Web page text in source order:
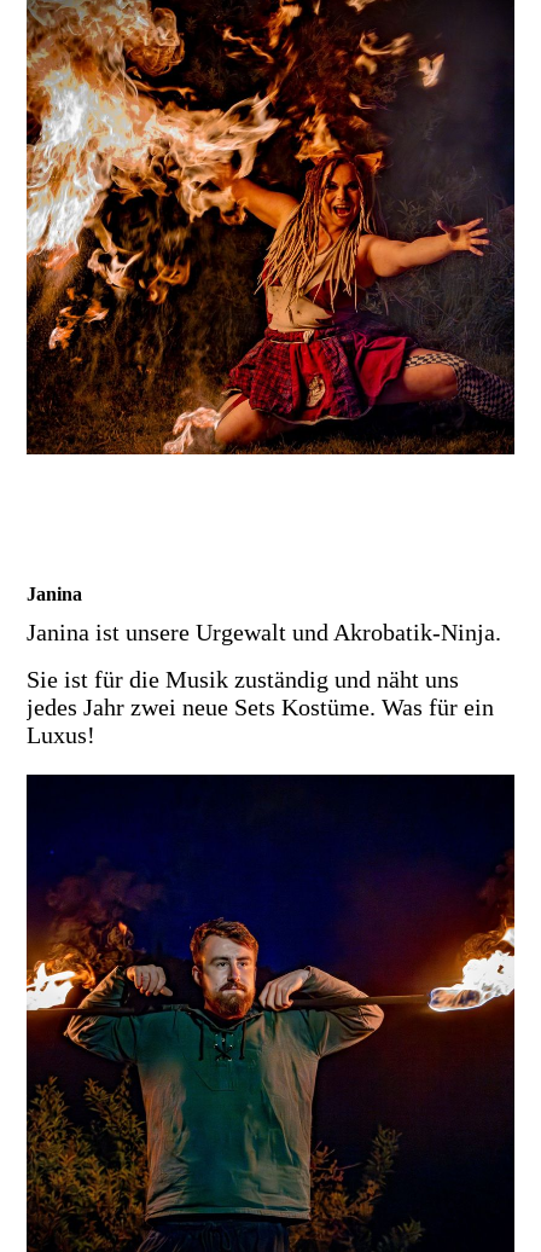
Janina
Janina ist unsere Urgewalt und Akrobatik-Ninja.
Sie ist für die Musik zuständig und näht uns
jedes Jahr zwei neue Sets Kostüme. Was für ein
Luxus!